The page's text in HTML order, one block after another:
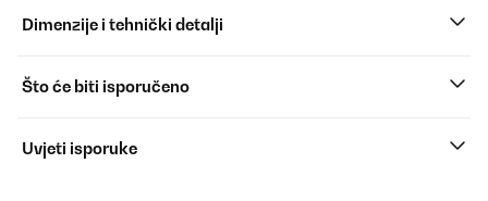
Dimenzije i tehnički detalji
Što će biti isporučeno
Uvjeti isporuke